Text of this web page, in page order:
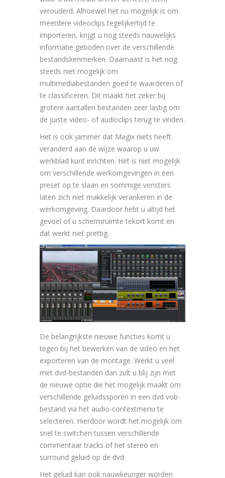
verouderd. Alhoewel het nu mogelijk is om
meerdere videoclips tegelijkertijd te
importeren, krijgt u nog steeds nauwelijks
informatie geboden over de verschillende
bestandskenmerken. Daarnaast is het nog
steeds niet mogelijk om
multimediabestanden goed te waarderen of
te classificeren. Dit maakt het zeker bij
grotere aantallen bestanden zeer lastig om
de juiste video- of audioclips terug te vinden.
Het is ook jammer dat Magix niets heeft
veranderd aan de wijze waarop u uw
werkblad kunt inrichten. Het is niet mogelijk
om verschillende werkomgevingen in een
preset op te slaan en sommige vensters
laten zich niet makkelijk verankeren in de
werkomgeving. Daardoor hebt u altijd het
gevoel of u schermruimte tekort komt en
dat werkt niet prettig.
De belangrijkste nieuwe functies komt u
tegen bij het bewerken van de video en het
exporteren van de montage. Werkt u veel
met dvd-bestanden dan zult u blij zijn met
de nieuwe optie die het mogelijk maakt om
verschillende geluidssporen in een dvd vob-
bestand via het audio-contextmenu te
selecteren. Hierdoor wordt het mogelijk om
snel te switchen tussen verschillende
commentaar tracks of het stereo en
surround geluid op de dvd.
Het geluid kan ook nauwkeuriger worden